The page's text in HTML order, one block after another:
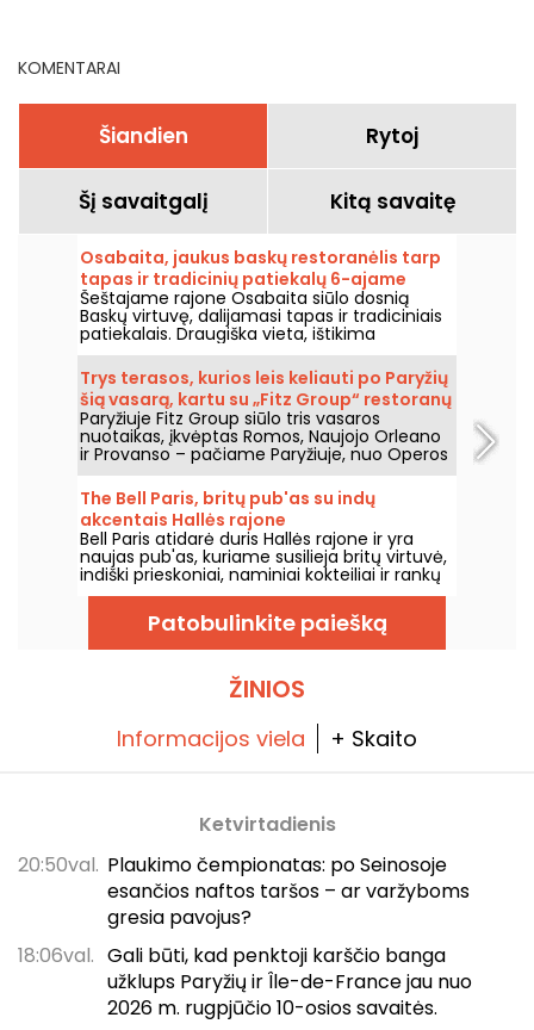
KOMENTARAI
Šiandien Rytoj
Šį savaitgalį Kitą savaitę
Osabaita, jaukus baskų restoranėlis tarp
tapas ir tradicinių patiekalų 6-ajame
rajone.
Šeštajame rajone Osabaita siūlo dosnią
Baskų virtuvę, dalijamasi tapas ir tradiciniais
patiekalais. Draugiška vieta, ištikima
Pietvakarių Vakarų regiono gaminiams ir
vertybėms.
Trys terasos, kurios leis keliauti po Paryžių
šią vasarą, kartu su „Fitz Group“ restoranų
grupe.
Paryžiuje Fitz Group siūlo tris vasaros
nuotaikas, įkvėptas Romos, Naujojo Orleano
ir Provanso – pačiame Paryžiuje, nuo Operos
iki Eifelio bokšto. Kiekviena vieta, su savo
terasa, siūlo visavertę sustojimą, neišeinant
iš sostinės.
The Bell Paris, britų pub'as su indų
akcentais Hallės rajone
Bell Paris atidarė duris Hallės rajone ir yra
naujas pub'as, kuriame susilieja britų virtuvė,
indiški prieskoniai, naminiai kokteiliai ir rankų
darbo alūs, o interjerą kūrė dizaineris Jim
Patobulinkite paiešką
ŽINIOS
Informacijos viela + Skaito
Ketvirtadienis
20:50val. Plaukimo čempionatas: po Seinosoje
esančios naftos taršos – ar varžyboms
gresia pavojus?
18:06val. Gali būti, kad penktoji karščio banga
užklups Paryžių ir Île-de-France jau nuo
2026 m. rugpjūčio 10-osios savaitės.